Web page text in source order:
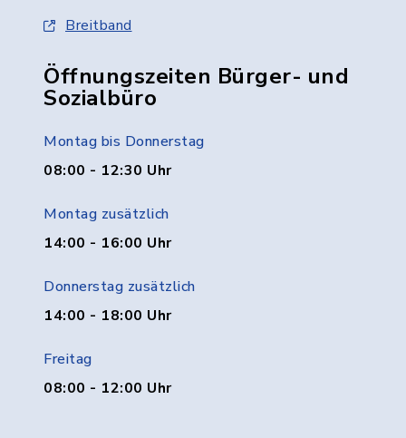
Breitband
Öffnungszeiten Bürger- und
Sozialbüro
Montag bis Donnerstag
08:00 - 12:30 Uhr
Montag zusätzlich
14:00 - 16:00 Uhr
Donnerstag zusätzlich
14:00 - 18:00 Uhr
Freitag
08:00 - 12:00 Uhr